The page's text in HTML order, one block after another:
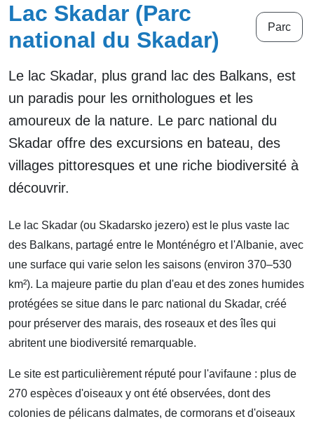
Lac Skadar (Parc
national du Skadar)
Parc
Le lac Skadar, plus grand lac des Balkans, est
un paradis pour les ornithologues et les
amoureux de la nature. Le parc national du
Skadar offre des excursions en bateau, des
villages pittoresques et une riche biodiversité à
découvrir.
Le lac Skadar (ou Skadarsko jezero) est le plus vaste lac
des Balkans, partagé entre le Monténégro et l'Albanie, avec
une surface qui varie selon les saisons (environ 370–530
km²). La majeure partie du plan d'eau et des zones humides
protégées se situe dans le parc national du Skadar, créé
pour préserver des marais, des roseaux et des îles qui
abritent une biodiversité remarquable.
Le site est particulièrement réputé pour l'avifaune : plus de
270 espèces d'oiseaux y ont été observées, dont des
colonies de pélicans dalmates, de cormorans et d'oiseaux